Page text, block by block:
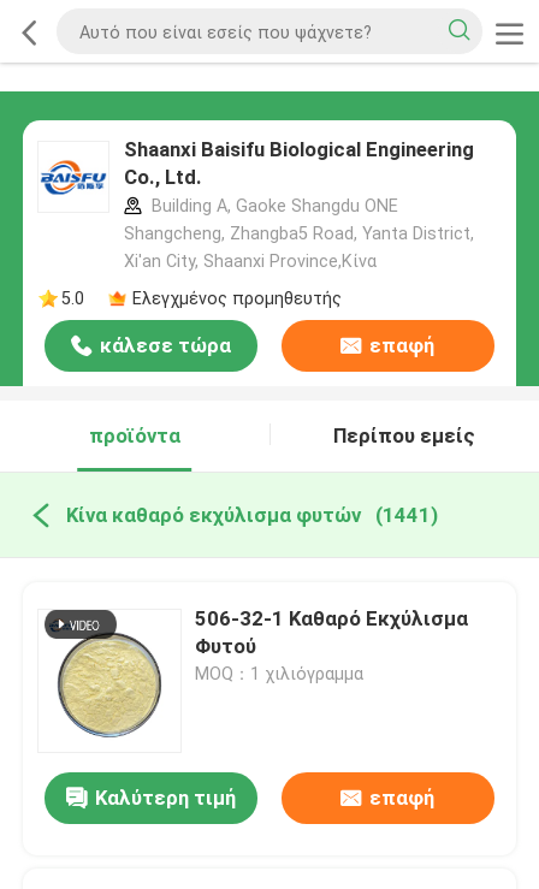
Shaanxi Baisifu Biological Engineering
Co., Ltd.
Building A, Gaoke Shangdu ONE
Shangcheng, Zhangba5 Road, Yanta District,
Xi'an City, Shaanxi Province,Κίνα
5.0
Ελεγχμένος προμηθευτής
κάλεσε τώρα επαφή
προϊόντα Περίπου εμείς
Κίνα καθαρό εκχύλισμα φυτών (1441)
506-32-1 Καθαρό Εκχύλισμα
Φυτού
MOQ：1 χιλιόγραμμα
Καλύτερη τιμή επαφή